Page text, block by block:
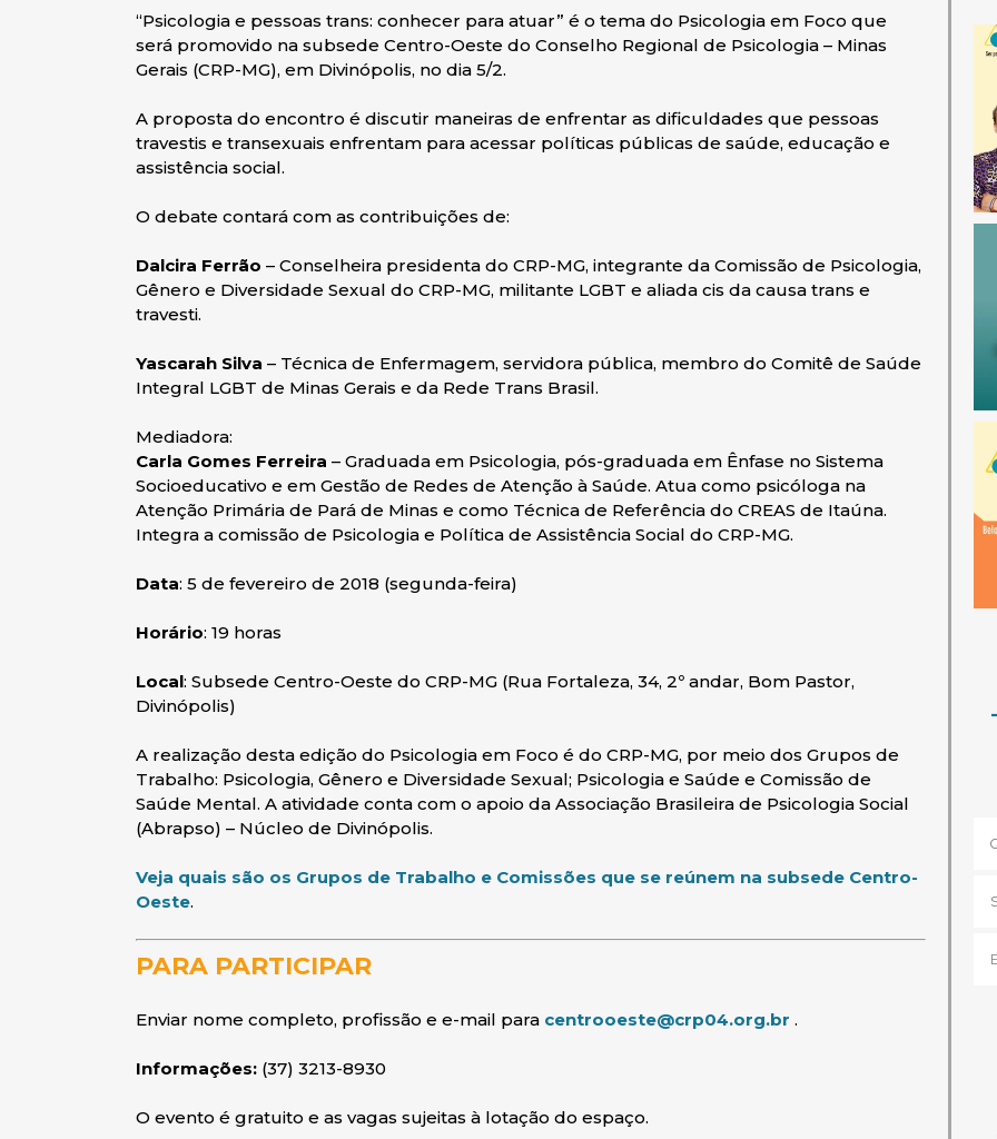
“Psicologia e pessoas trans: conhecer para atuar” é o tema do Psicologia em Foco que
será promovido na subsede Centro-Oeste do Conselho Regional de Psicologia – Minas
Gerais (CRP-MG), em Divinópolis, no dia 5/2.
A proposta do encontro é discutir maneiras de enfrentar as dificuldades que pessoas
travestis e transexuais enfrentam para acessar políticas públicas de saúde, educação e
assistência social.
O debate contará com as contribuições de:
Dalcira Ferrão – Conselheira presidenta do CRP-MG, integrante da Comissão de Psicologia,
Gênero e Diversidade Sexual do CRP-MG, militante LGBT e aliada cis da causa trans e
travesti.
Yascarah Silva – Técnica de Enfermagem, servidora pública, membro do Comitê de Saúde
Integral LGBT de Minas Gerais e da Rede Trans Brasil.
Mediadora:
Carla Gomes Ferreira – Graduada em Psicologia, pós-graduada em Ênfase no Sistema
Socioeducativo e em Gestão de Redes de Atenção à Saúde. Atua como psicóloga na
Atenção Primária de Pará de Minas e como Técnica de Referência do CREAS de Itaúna.
Integra a comissão de Psicologia e Política de Assistência Social do CRP-MG.
Data: 5 de fevereiro de 2018 (segunda-feira)
Horário: 19 horas
Local: Subsede Centro-Oeste do CRP-MG (Rua Fortaleza, 34, 2º andar, Bom Pastor,
Divinópolis)
A realização desta edição do Psicologia em Foco é do CRP-MG, por meio dos Grupos de
Trabalho: Psicologia, Gênero e Diversidade Sexual; Psicologia e Saúde e Comissão de
Saúde Mental. A atividade conta com o apoio da Associação Brasileira de Psicologia Social
(Abrapso) – Núcleo de Divinópolis.
Veja quais são os Grupos de Trabalho e Comissões que se reúnem na subsede Centro-
Oeste(abre em nova janela)
.
PARA PARTICIPAR
Enviar nome completo, profissão e e-mail para centrooeste@crp04.org.br .
Informações: (37) 3213-8930
O evento é gratuito e as vagas sujeitas à lotação do espaço.